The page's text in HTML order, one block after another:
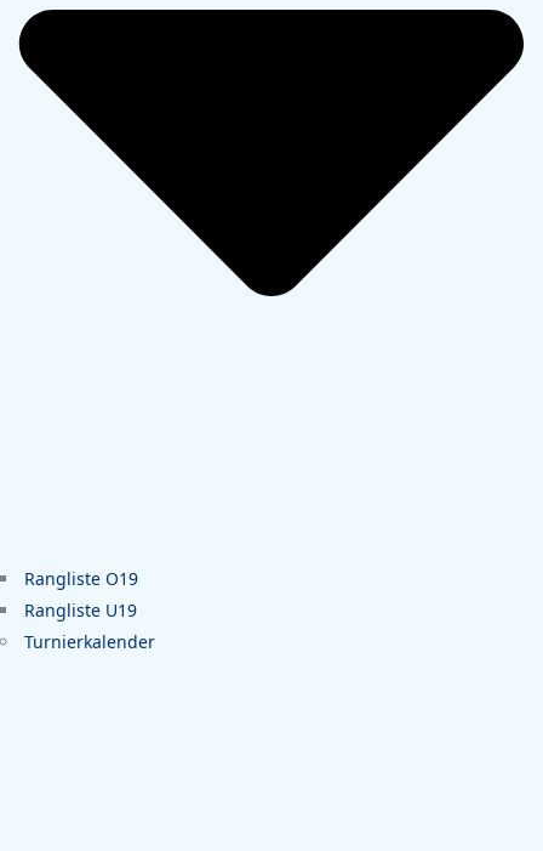
Rangliste O19
Rangliste U19
Turnierkalender